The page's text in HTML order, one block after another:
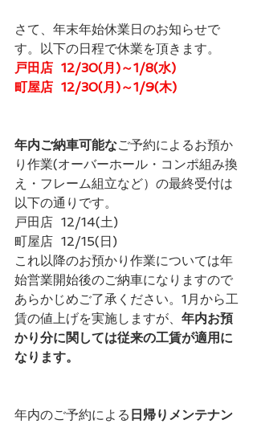
さて、年末年始休業日のお知らせで
す。以下の日程で休業を頂きます。
戸田店  12/30(月)～1/8(水)
町屋店  12/30(月)～1/9(木)
年内ご納車可能なご予約によるお預か
り作業(オーバーホール・コンポ組み換
え・フレーム組立など）の最終受付は
以下の通りです。
戸田店  12/14(土)
町屋店  12/15(日)
これ以降のお預かり作業については年
始営業開始後のご納車になりますので
あらかじめご了承ください。1月から工
賃の値上げを実施しますが、 年内お預
かり分に関しては従来の工賃が適用に
なります。
年内のご予約による 日帰りメンテナン